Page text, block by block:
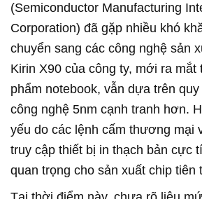
(Semiconductor Manufacturing
Corporation) đã gặp nhiều khó
chuyển sang các công nghệ sản
Kirin X90 của công ty, mới ra mắt
phẩm notebook, vẫn dựa trên
công nghệ 5nm cạnh tranh hơn.
yếu do các lệnh cấm thương mại
truy cập thiết bị in thạch bản cực
quan trọng cho sản xuất chip tiên